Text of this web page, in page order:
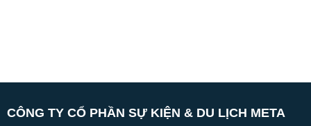
CÔNG TY CỔ PHẦN SỰ KIỆN & DU LỊCH META